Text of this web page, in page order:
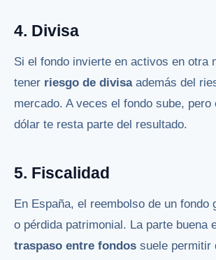
4. Divisa
Si el fondo invierte en activos en otra
tener riesgo de divisaademás del
mercado. A veces el fondo sube, pero
dólar te resta parte del resultado.
5. Fiscalidad
En España, el reembolso de un fondo
o pérdida patrimonial. La parte buena
traspaso entre fondos suele permitir